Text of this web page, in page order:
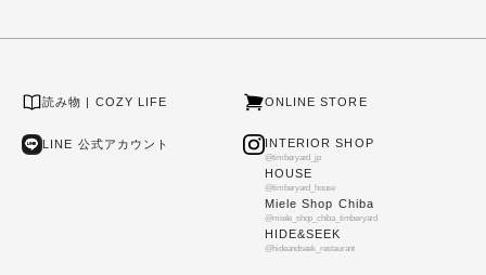
読み物 | COZY LIFE ONLINE STORE
LINE 公式アカウント INTERIOR SHOP
@timberyard_jp
HOUSE
@timberyard_house
Miele Shop Chiba
@miele_shop_chiba_timberyard
HIDE&SEEK
@hideandseek_restaurant